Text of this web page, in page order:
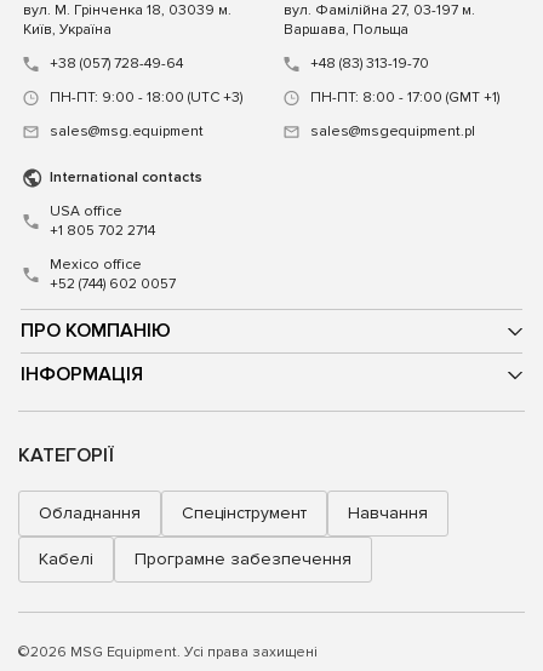
ПРО КОМПАНІЮ
ІНФОРМАЦІЯ
вул. М. Грінченка 18, 03039 м.
Київ, Україна
+38 (057) 728-49-64
ПН-ПТ: 9:00 - 18:00 (UTC +3)
sales@msg.equipment
вул. Фамілійна 27, 03-197 м.
Варшава, Польща
+48 (83) 313-19-70
ПН-ПТ: 8:00 - 17:00 (GMT +1)
sales@msgequipment.pl
International contacts
USA office
+1 805 702 2714
Mexico office
+52 (744) 602 0057
КАТЕГОРІЇ
Обладнання Спецінструмент Навчання
Кабелі Програмне забезпечення
©2026 MSG Equipment. Усі права захищені